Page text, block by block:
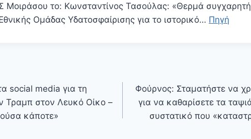
το: Κωνσταντίνος Τασούλας: «Θερμά
Ομάδας Υδατοσφαίρισης για το ιστορικό… Πηγή
social media για τη
Τραμπ στον Λευκό Οίκο –
κάποτε»
Φούρνος: Σταματήστε να
για να καθαρίσετε τα
συστατικό που